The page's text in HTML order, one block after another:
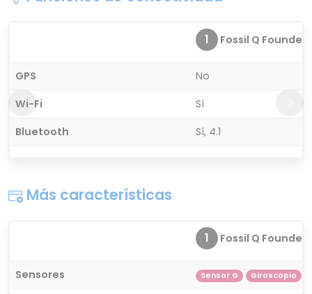
1 Fossil Q Founder
GPS
No
Wi-Fi
Sí
Bluetooth
Sí, 4.1
Más características
1 Fossil Q Founder
Sensores Sensor G Giroscopio